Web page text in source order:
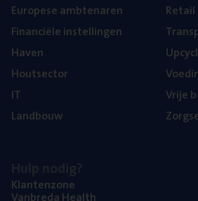
Euro­pe­se ambtenaren
Finan­ci­ë­le instellingen
Haven
Hout­sec­tor
IT
Land­bouw
Retail
Vrije
Klan­ten­zo­ne
Van­b­re­da Health